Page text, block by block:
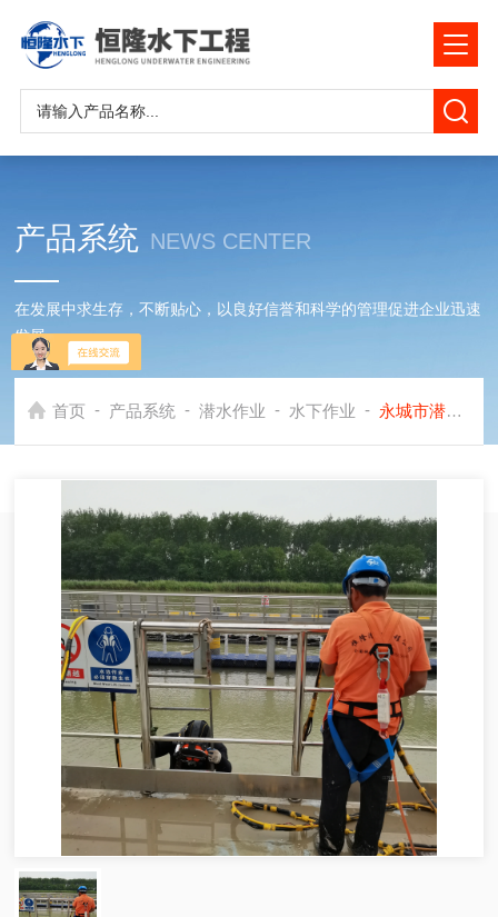
产品系统 NEWS CENTER
在发展中求生存，不断贴心，以良好信誉和科学的管理促进企业迅速
发展
首页 - 产品系统 - 潜水作业 - 水下作业 - 永城市潜水作业公司